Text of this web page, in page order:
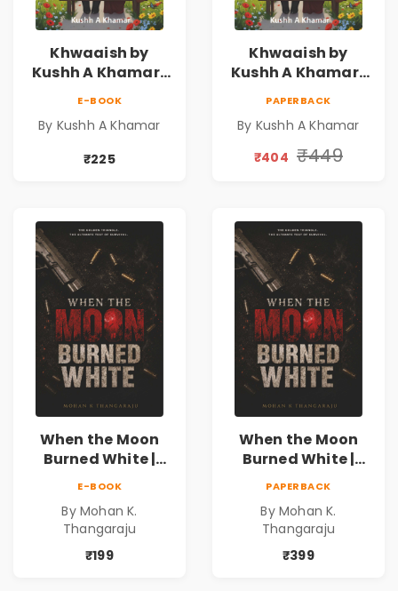
Khwaaish by
Kushh A Khamar |
Fiction
E-BOOK
By Kushh A Khamar
₹225
Khwaaish by
Kushh A Khamar |
Fiction |
Valentine's Day
PAPERBACK
By Kushh A Khamar
₹404 ₹449
When the Moon
Burned White |
They stole his
never expected his
love to fight back.
E-BOOK
By Mohan K.
Thangaraju
₹199
When the Moon
Burned White |
They stole his
never expected his
love to fight back.
PAPERBACK
By Mohan K.
Thangaraju
₹399